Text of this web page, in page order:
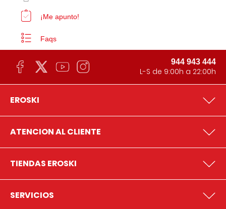
¡Me apunto!
Faqs
944 943 444
L-S de 9:00h a 22:00h
EROSKI
ATENCION AL CLIENTE
TIENDAS EROSKI
SERVICIOS